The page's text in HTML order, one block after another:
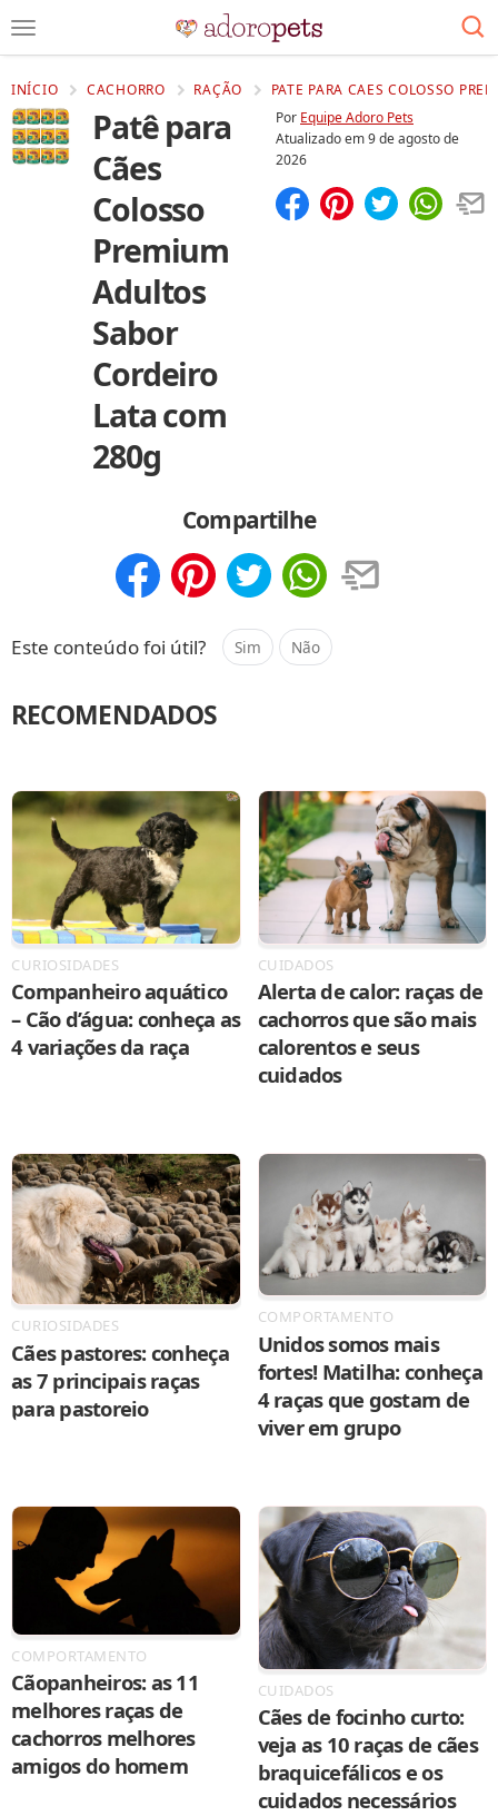
INÍCIO CACHORRO RAÇÃO PATE PARA CAES COLOSSO
Patê para
Cães
Colosso
Premium
Adultos
Sabor
Cordeiro
Lata com
280g
Por Equipe Adoro Pets
Atualizado em9 de agosto de
2026
Compartilhe
Este conteúdo foi útil? Sim Não
RECOMENDADOS
CURIOSIDADES
Companheiro aquático
– Cão d’água: conheça as
4 variações da raça
CUIDADOS
Alerta de calor: raças de
cachorros que são mais
calorentos e seus
cuidados
CURIOSIDADES
Cães pastores: conheça
as 7 principais raças
para pastoreio
COMPORTAMENTO
Unidos somos mais
fortes! Matilha: conheça
4 raças que gostam de
viver em grupo
COMPORTAMENTO
Cãopanheiros: as 11
melhores raças de
cachorros melhores
amigos do homem
CUIDADOS
Cães de focinho curto:
veja as 10 raças de cães
braquicefálicos e os
cuidados necessários